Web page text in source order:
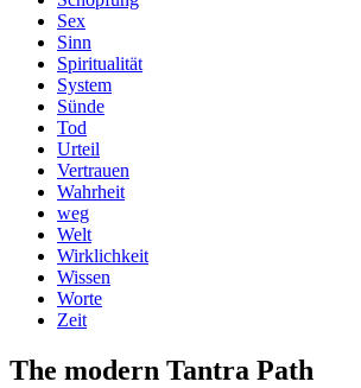
Sex
Sinn
Spiritualität
System
Sünde
Tod
Urteil
Vertrauen
Wahrheit
weg
Welt
Wirklichkeit
Wissen
Worte
Zeit
The modern Tantra Path